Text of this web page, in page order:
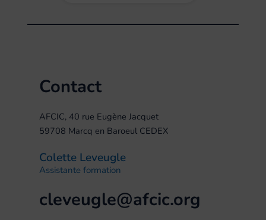
Contact
AFCIC, 40 rue Eugène Jacquet
59708 Marcq en Baroeul CEDEX
Colette Leveugle
Assistante formation
cleveugle@afcic.org